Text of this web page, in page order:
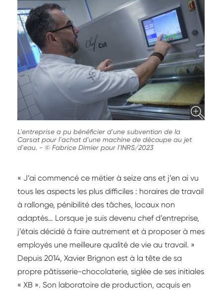
L'entreprise a pu bénéficier d'une subvention de la
Carsat pour l'achat d'une machine de découpe au jet
d'eau. - © Fabrice Dimier pour l'INRS/2023
« J’ai commencé ce métier à seize ans et j’en ai vu
tous les aspects les plus difficiles : horaires de travail
à rallonge, pénibilité des tâches, locaux non
adaptés… Lorsque je suis devenu chef d’entreprise,
j’étais décidé à faire autrement et à proposer à mes
employés une meilleure qualité de vie au travail. »
Depuis 2014, Xavier Brignon est à la tête de sa
propre pâtisserie-chocolaterie, siglée de ses initiales
« XB ». Son laboratoire de production, acquis en